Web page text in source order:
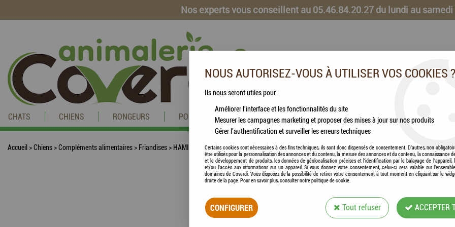
Nos experts vous conseillent au 05.46.84.20.27 du lundi au samedi
CHATS CHIENS RONGEURS POISSONS CHEVAUX VOLAILLES ANIMAUX DE LA FERME
Accueil >Chiens>Compléments alimentaires> Friandises> HAMI form® - Biscuits Saumon & Algues
HAMI FORM® -
Soyez le premier à donner votre avis !
NOUS AUTORISEZ-VOUS À UTILISER VOS COOKIES ?
Ils nous seront utiles pour :
Améliorer l'interface et les fonctionnalités du site
Mesurer les campagnes marketing et proposer des mises à jour sur nos produits
Gérer l'authentification et surveiller les erreurs techniques
Certains cookies sont nécessaires à des fins techniques, ils sont donc dispensés de consentement. D'autres, non
être utilisés pour la personnalisation des annonces et du contenu, la mesure des annonces et du contenu, la connaissance
et le développement de produits, les données de géolocalisation précises et l'identification par le balayage de l'appareil,
et/ou l'accès aux informations sur un appareil. Si vous donnez votre consentement, celui-ci sera valable sur
domaines de Coverdi. Vous disposez de la possibilité de retirer votre consentement à tout moment en cliquant sur le
droite de la page. Pour en savoir plus, consulter notre politique de cookie.
CONFIGURER Tout refuser ACCEPTER